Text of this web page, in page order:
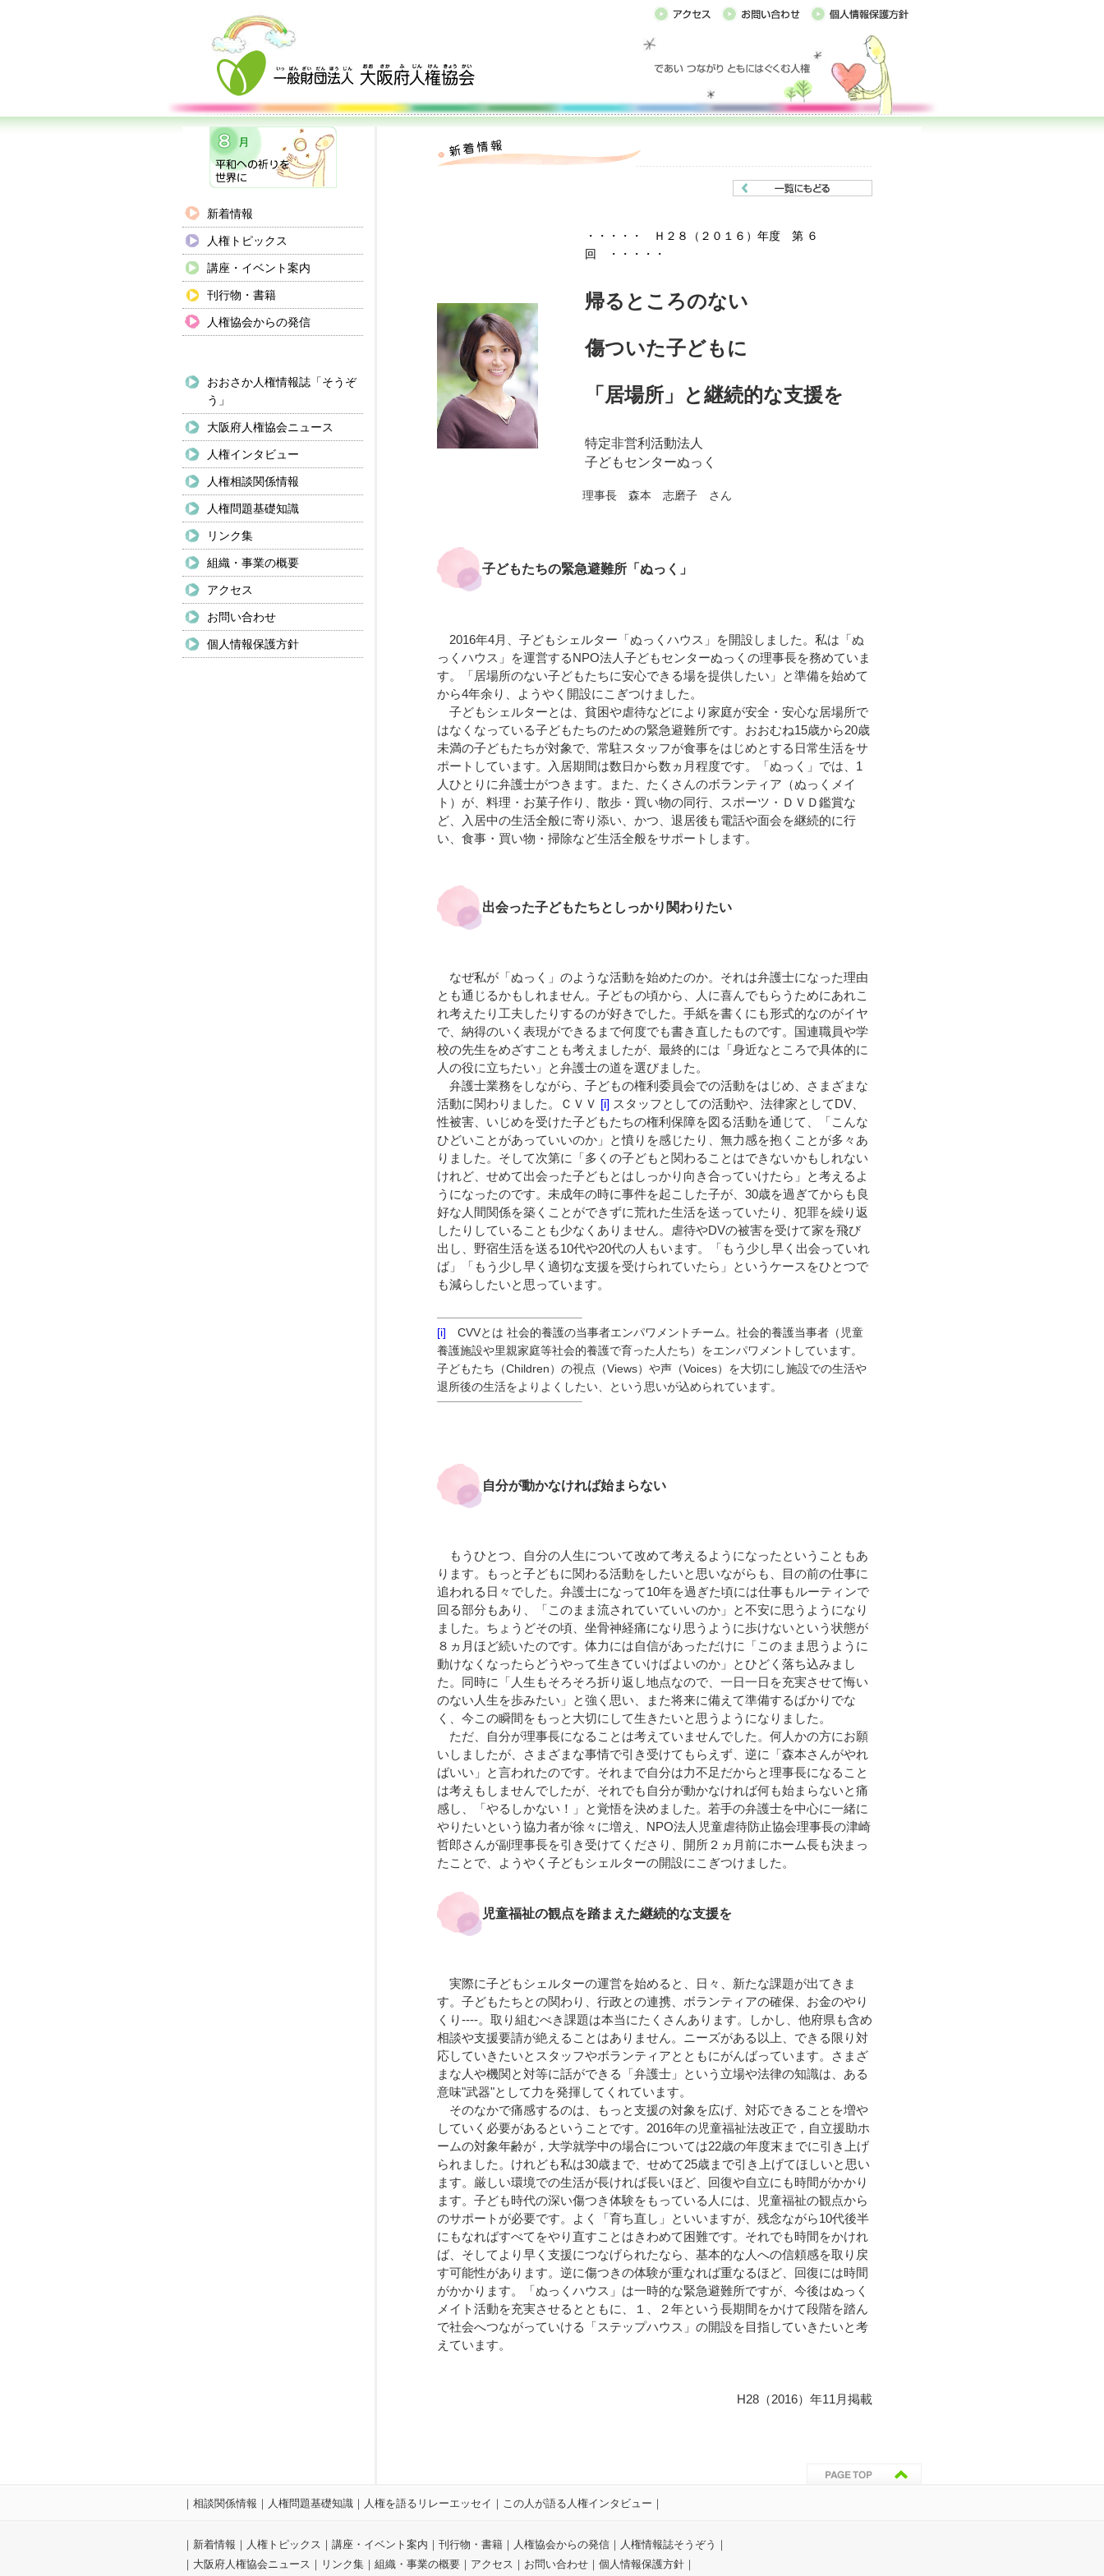
新着情報
人権トピックス
講座・イベント案内
刊行物・書籍
人権協会からの発信
おおさか人権情報誌「そうぞ
う」
大阪府人権協会ニュース
人権インタビュー
人権相談関係情報
人権問題基礎知識
リンク集
組織・事業の概要
アクセス
お問い合わせ
個人情報保護方針
・・・・・ Ｈ２８（２０１６）年度 第 ６
回
・・・・・
帰るところのない
傷ついた子どもに
「居場所」と継続的な支援を
特定非営利活動法人
子どもセンターぬっく
理事長 森本 志磨子 さん
子どもたちの緊急避難所「ぬっく」
2016年4月、子どもシェルター「ぬっくハウス」を開設しました。私は「ぬ
っくハウス」を運営するNPO法人子どもセンターぬっくの理事長を務めていま
す。「居場所のない子どもたちに安心できる場を提供したい」と準備を始めて
から4年余り、ようやく開設にこぎつけました。
子どもシェルターとは、貧困や虐待などにより家庭が安全・安心な居場所で
はなくなっている子どもたちのための緊急避難所です。おおむね15歳から20歳
未満の子どもたちが対象で、常駐スタッフが食事をはじめとする日常生活をサ
ポートしています。入居期間は数日から数ヵ月程度です。「ぬっく」では、1
人ひとりに弁護士がつきます。また、たくさんのボランティア（ぬっくメイ
ト）が、料理・お菓子作り、散歩・買い物の同行、スポーツ・ＤＶＤ鑑賞な
ど、入居中の生活全般に寄り添い、かつ、退居後も電話や面会を継続的に行
い、食事・買い物・掃除など生活全般をサポートします。
出会った子どもたちとしっかり関わりたい
なぜ私が「ぬっく」のような活動を始めたのか。それは弁護士になった理由
とも通じるかもしれません。子どもの頃から、人に喜んでもらうためにあれこ
れ考えたり工夫したりするのが好きでした。手紙を書くにも形式的なのがイヤ
で、納得のいく表現ができるまで何度でも書き直したものです。国連職員や学
校の先生をめざすことも考えましたが、最終的には「身近なところで具体的に
人の役に立ちたい」と弁護士の道を選びました。
弁護士業務をしながら、子どもの権利委員会での活動をはじめ、さまざまな
活動に関わりました。ＣＶＶ [i] スタッフとしての活動や、法律家としてDV、
性被害、いじめを受けた子どもたちの権利保障を図る活動を通じて、「こんな
ひどいことがあっていいのか」と憤りを感じたり、無力感を抱くことが多々あ
りました。そして次第に「多くの子どもと関わることはできないかもしれない
けれど、せめて出会った子どもとはしっかり向き合っていけたら」と考えるよ
うになったのです。未成年の時に事件を起こした子が、30歳を過ぎてからも良
好な人間関係を築くことができずに荒れた生活を送っていたり、犯罪を繰り返
したりしていることも少なくありません。虐待やDVの被害を受けて家を飛び
出し、野宿生活を送る10代や20代の人もいます。「もう少し早く出会っていれ
ば」「もう少し早く適切な支援を受けられていたら」というケースをひとつで
も減らしたいと思っています。
[i] CVVとは 社会的養護の当事者エンパワメントチーム。社会的養護当事者（児童
養護施設や里親家庭等社会的養護で育った人たち）をエンパワメントしています。
子どもたち（Children）の視点（Views）や声（Voices）を大切にし施設での生活や
退所後の生活をよりよくしたい、という思いが込められています。
自分が動かなければ始まらない
もうひとつ、自分の人生について改めて考えるようになったということもあ
ります。もっと子どもに関わる活動をしたいと思いながらも、目の前の仕事に
追われる日々でした。弁護士になって10年を過ぎた頃には仕事もルーティンで
回る部分もあり、「このまま流されていていいのか」と不安に思うようになり
ました。ちょうどその頃、坐骨神経痛になり思うように歩けないという状態が
８ヵ月ほど続いたのです。体力には自信があっただけに「このまま思うように
動けなくなったらどうやって生きていけばよいのか」とひどく落ち込みまし
た。同時に「人生もそろそろ折り返し地点なので、一日一日を充実させて悔い
のない人生を歩みたい」と強く思い、また将来に備えて準備するばかりでな
く、今この瞬間をもっと大切にして生きたいと思うようになりました。
ただ、自分が理事長になることは考えていませんでした。何人かの方にお願
いしましたが、さまざまな事情で引き受けてもらえず、逆に「森本さんがやれ
ばいい」と言われたのです。それまで自分は力不足だからと理事長になること
は考えもしませんでしたが、それでも自分が動かなければ何も始まらないと痛
感し、「やるしかない！」と覚悟を決めました。若手の弁護士を中心に一緒に
やりたいという協力者が徐々に増え、NPO法人児童虐待防止協会理事長の津崎
哲郎さんが副理事長を引き受けてくださり、開所２ヵ月前にホーム長も決まっ
たことで、ようやく子どもシェルターの開設にこぎつけました。
児童福祉の観点を踏まえた継続的な支援を
実際に子どもシェルターの運営を始めると、日々、新たな課題が出てきま
す。子どもたちとの関わり、行政との連携、ボランティアの確保、お金のやり
くり----。取り組むべき課題は本当にたくさんあります。しかし、他府県も含め
相談や支援要請が絶えることはありません。ニーズがある以上、できる限り対
応していきたいとスタッフやボランティアとともにがんばっています。さまざ
まな人や機関と対等に話ができる「弁護士」という立場や法律の知識は、ある
意味"武器"として力を発揮してくれています。
そのなかで痛感するのは、もっと支援の対象を広げ、対応できることを増や
していく必要があるということです。2016年の児童福祉法改正で，自立援助ホ
ームの対象年齢が，大学就学中の場合については22歳の年度末までに引き上げ
られました。けれども私は30歳まで、せめて25歳まで引き上げてほしいと思い
ます。厳しい環境での生活が長ければ長いほど、回復や自立にも時間がかかり
ます。子ども時代の深い傷つき体験をもっている人には、児童福祉の観点から
のサポートが必要です。よく「育ち直し」といいますが、残念ながら10代後半
にもなればすべてをやり直すことはきわめて困難です。それでも時間をかけれ
ば、そしてより早く支援につなげられたなら、基本的な人への信頼感を取り戻
す可能性があります。逆に傷つきの体験が重なれば重なるほど、回復には時間
がかかります。「ぬっくハウス」は一時的な緊急避難所ですが、今後はぬっく
メイト活動を充実させるとともに、１、２年という長期間をかけて段階を踏ん
で社会へつながっていける「ステップハウス」の開設を目指していきたいと考
えています。
H28（2016）年11月掲載
｜ 相談関係情報 ｜ 人権問題基礎知識 ｜ 人権を語るリレーエッセイ ｜ この人が語る人権インタビュー ｜
｜ 新着情報 ｜ 人権トピックス ｜ 講座・イベント案内 ｜ 刊行物・書籍 ｜ 人権協会からの発信 ｜ 人権情報誌そうぞう ｜
｜ 大阪府人権協会ニュース ｜ リンク集 ｜ 組織・事業の概要 ｜ アクセス ｜ お問い合わせ ｜ 個人情報保護方針 ｜